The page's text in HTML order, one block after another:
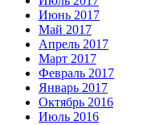
Июнь 2017
Май 2017
Апрель 2017
Март 2017
Февраль 2017
Январь 2017
Октябрь 2016
Июль 2016